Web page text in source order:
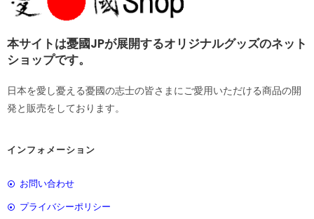
本サイトは憂國JPが展開するオリジナルグッズのネット
ショップです。
日本を愛し憂える憂國の志士の皆さまにご愛用いただける商品の開
発と販売をしております。
インフォメーション
お問い合わせ
プライバシーポリシー